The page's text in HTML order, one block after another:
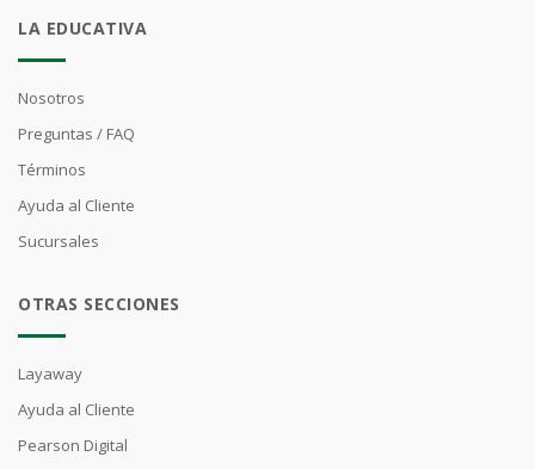
LA EDUCATIVA
Nosotros
Preguntas / FAQ
Términos
Ayuda al Cliente
Sucursales
OTRAS SECCIONES
Layaway
Ayuda al Cliente
Pearson Digital